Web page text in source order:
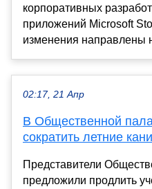
корпоративных
приложений Microsoft
изменения направлены
02:17, 21 Апр
В Общественной
сократить летние
Представители
предложили продлить